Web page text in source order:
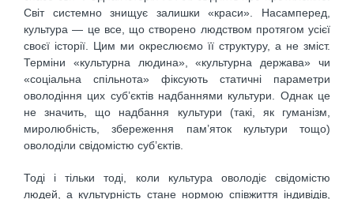
Світ системно знищує залишки «краси». Насамперед,
культура — це все, що створено людством протягом усієї
своєї історії. Цим ми окреслюємо її структуру, а не зміст.
Терміни «культурна людина», «культурна держава» чи
«соціальна спільнота» фіксують статичні параметри
оволодіння цих суб’єктів надбаннями культури. Однак це
не значить, що надбання культури (такі, як гуманізм,
миролюбність, збереження пам’яток культури тощо)
оволоділи свідомістю суб’єктів.
Тоді і тільки тоді, коли культура оволодіє свідомістю
людей, а культурність стане нормою співжиття індивідів,